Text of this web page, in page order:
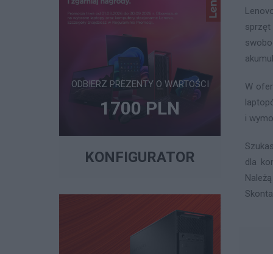
ODBIERZ PREZENTY O WARTOŚCI
1700 PLN
KONFIGURATOR
sprzęt
W
i
dla